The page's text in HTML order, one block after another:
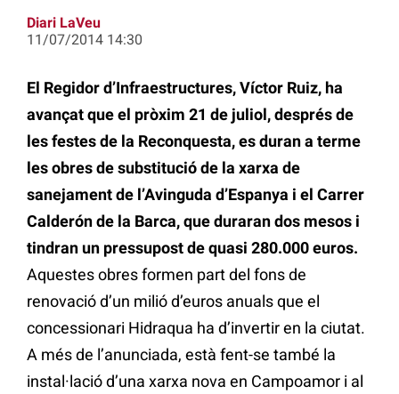
Diari LaVeu
11/07/2014 14:30
El Regidor d’Infraestructures, Víctor Ruiz, ha
avançat que el pròxim 21 de juliol, després de
les festes de la Reconquesta, es duran a terme
les obres de substitució de la xarxa de
sanejament de l’Avinguda d’Espanya i el Carrer
Calderón de la Barca, que duraran dos mesos i
tindran un pressupost de quasi 280.000 euros.
Aquestes obres formen part del fons de
renovació d’un milió d’euros anuals que el
concessionari Hidraqua ha d’invertir en la ciutat.
A més de l’anunciada, està fent-se també la
instal·lació d’una xarxa nova en Campoamor i al